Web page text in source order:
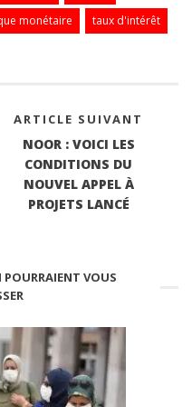
monétaire taux d'intérêt
ARTICLE SUIVANT
NOOR : VOICI LES
CONDITIONS DU
NOUVEL APPEL À
PROJETS LANCÉ
POURRAIENT VOUS